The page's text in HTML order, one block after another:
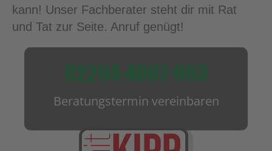
kann! Unser Fachberater steht dir mit Rat
und Tat zur Seite. Anruf genügt!
02204-4007-963
Beratungstermin vereinbaren